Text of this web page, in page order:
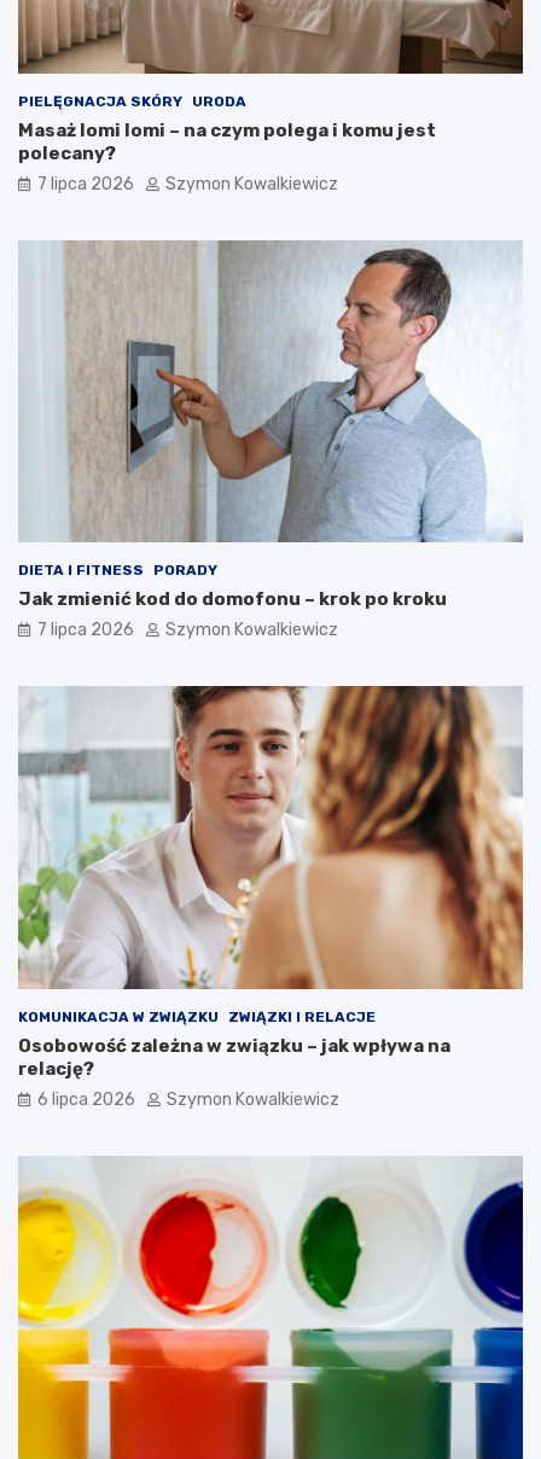
PIELĘGNACJA SKÓRY URODA
Masaż lomi lomi – na czym polega i komu jest
polecany?
7 lipca 2026 Szymon Kowalkiewicz
DIETA I FITNESS PORADY
Jak zmienić kod do domofonu – krok po kroku
7 lipca 2026 Szymon Kowalkiewicz
KOMUNIKACJA W ZWIĄZKU ZWIĄZKI I RELACJE
Osobowość zależna w związku – jak wpływa na
relację?
6 lipca 2026 Szymon Kowalkiewicz